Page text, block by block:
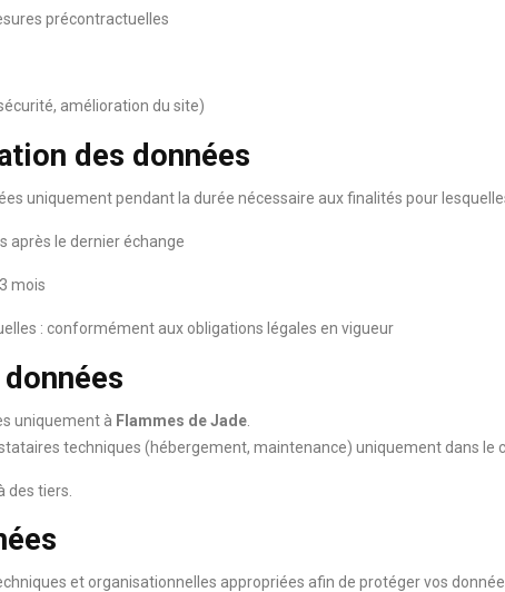
précontractuelles
amélioration du site)
des données
uniquement pendant la durée nécessaire aux finalités pour
après le dernier échange
mois
: conformément aux obligations légales en vigueur
uniquement à Flammes de Jade
techniques (hébergement, maintenance) uniquement dans le
des tiers.
et organisationnelles appropriées afin de protéger vos